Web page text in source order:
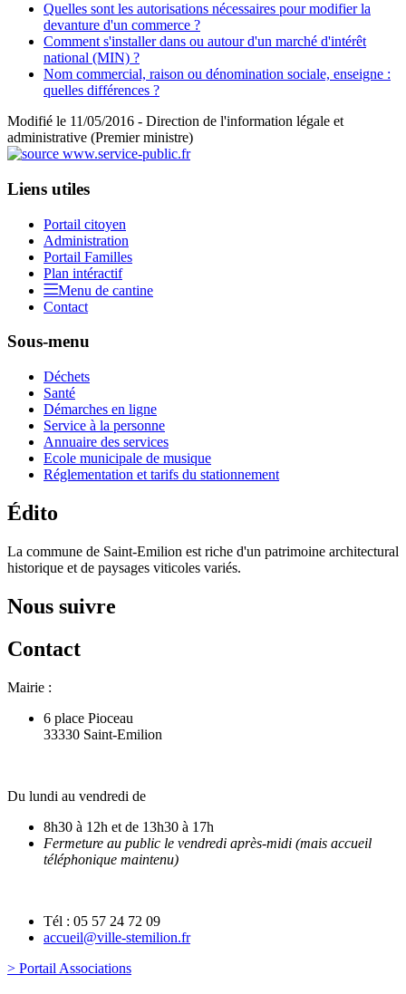
Quelles sont les autorisations nécessaires pour modifier la
devanture d'un commerce ?
Comment s'installer dans ou autour d'un marché d'intérêt
national (MIN) ?
Nom commercial, raison ou dénomination sociale, enseigne :
quelles différences ?
Modifié le 11/05/2016 - Direction de l'information légale et
administrative (Premier ministre)
Liens utiles
Portail citoyen
Administration
Portail Familles
Plan intéractif
Menu de cantine
Contact
Sous-menu
Déchets
Santé
Démarches en ligne
Service à la personne
Annuaire des services
Ecole municipale de musique
Réglementation et tarifs du stationnement
Édito
La commune de Saint-Emilion est riche d'un patrimoine architectural
historique et de paysages viticoles variés.
Nous suivre
Contact
Mairie :
6 place Pioceau
33330 Saint-Emilion
Du lundi au vendredi de
8h30 à 12h et de 13h30 à 17h
Fermeture au public le vendredi après-midi (mais accueil
téléphonique maintenu)
Tél : 05 57 24 72 09
accueil@ville-stemilion.fr
> Portail Associations